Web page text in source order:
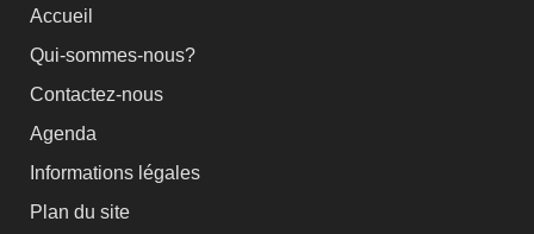
Accueil
Qui-sommes-nous?
Contactez-nous
Agenda
Informations légales
Plan du site